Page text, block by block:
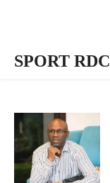
SPORT RDC